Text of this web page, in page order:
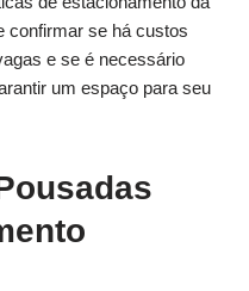
confirmar se há custos
e se é necessário
um espaço para seu